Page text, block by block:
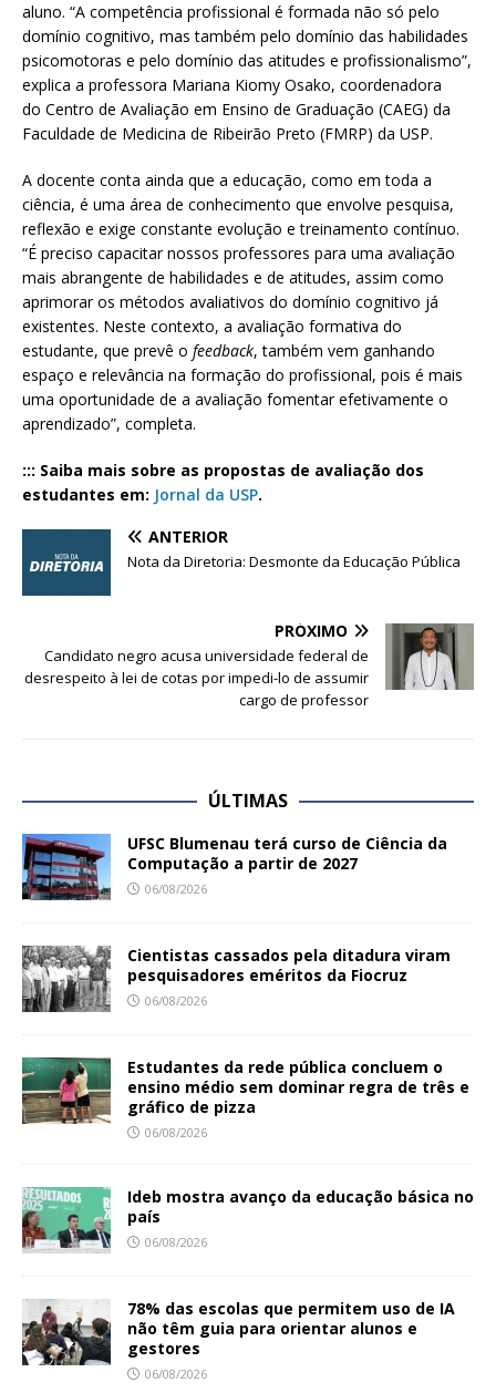
aluno. “A competência profissional é formada não só pelo
domínio cognitivo, mas também pelo domínio das habilidades
psicomotoras e pelo domínio das atitudes e profissionalismo”,
explica a professora Mariana Kiomy Osako, coordenadora
do Centro de Avaliação em Ensino de Graduação (CAEG) da
Faculdade de Medicina de Ribeirão Preto (FMRP) da USP.
A docente conta ainda que a educação, como em toda a
ciência, é uma área de conhecimento que envolve pesquisa,
reflexão e exige constante evolução e treinamento contínuo.
“É preciso capacitar nossos professores para uma avaliação
mais abrangente de habilidades e de atitudes, assim como
aprimorar os métodos avaliativos do domínio cognitivo já
existentes. Neste contexto, a avaliação formativa do
estudante, que prevê o feedback, também vem ganhando
espaço e relevância na formação do profissional, pois é mais
uma oportunidade de a avaliação fomentar efetivamente o
aprendizado”, completa.
::: Saiba mais sobre as propostas de avaliação dos
estudantes em: Jornal da USP.
ANTERIOR
Nota da Diretoria: Desmonte da Educação Pública
PRÓXIMO
Candidato negro acusa universidade federal de
desrespeito à lei de cotas por impedi-lo de assumir
cargo de professor
ÚLTIMAS
UFSC Blumenau terá curso de Ciência da
Computação a partir de 2027
06/08/2026
Cientistas cassados pela ditadura viram
pesquisadores eméritos da Fiocruz
06/08/2026
Estudantes da rede pública concluem o
ensino médio sem dominar regra de três e
gráfico de pizza
06/08/2026
Ideb mostra avanço da educação básica no
país
06/08/2026
78% das escolas que permitem uso de IA
não têm guia para orientar alunos e
gestores
06/08/2026